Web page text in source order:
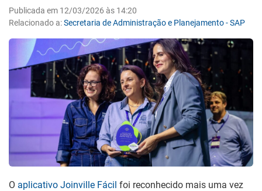
Publicada em 12/03/2026 às 14:20
Relacionado a:Secretaria de Administração e Planejamento - SAP
O aplicativo Joinville Fácil foi reconhecido mais uma vez